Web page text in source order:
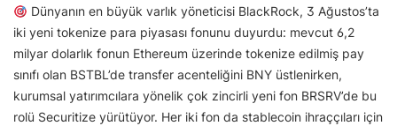
Dünyanın en büyük varlık yöneticisi BlackRock, 3 Ağustos’ta
iki yeni tokenize para piyasası fonunu duyurdu: mevcut 6,2
milyar dolarlık fonun Ethereum üzerinde tokenize edilmiş pay
sınıfı olan BSTBL’de transfer acenteliğini BNY üstlenirken,
kurumsal yatırımcılara yönelik çok zincirli yeni fon BRSRV’de bu
rolü Securitize yürütüyor. Her iki fon da stablecoin ihraççıları için